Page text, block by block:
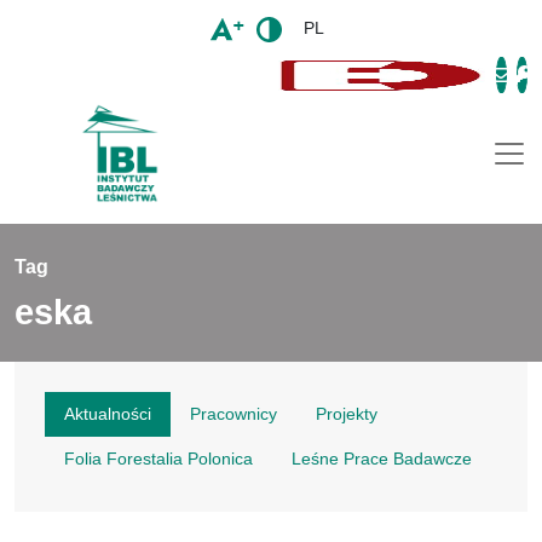
PL
Tag
eska
Aktualności Pracownicy Projekty
Folia Forestalia Polonica Leśne Prace Badawcze